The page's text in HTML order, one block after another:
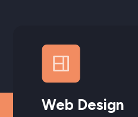
Web Design